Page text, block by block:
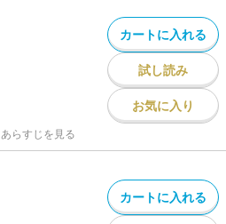
カートに入れる
試し読み
お気に入り
あらすじを見る
カートに入れる